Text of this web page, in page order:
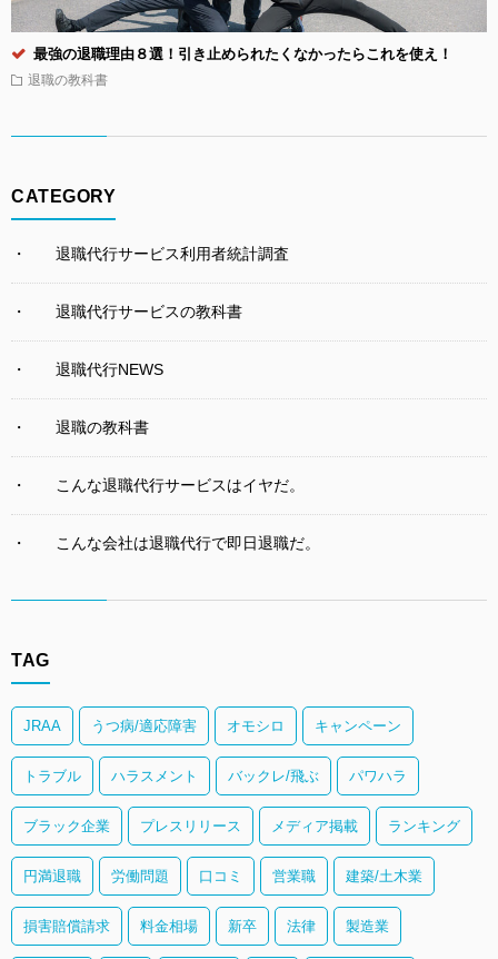
最強の退職理由８選！引き止められたくなかったらこれを使え！
退職の教科書
CATEGORY
退職代行サービス利用者統計調査
退職代行サービスの教科書
退職代行NEWS
退職の教科書
こんな退職代行サービスはイヤだ。
こんな会社は退職代行で即日退職だ。
TAG
JRAA うつ病/適応障害 オモシロ キャンペーン
トラブル ハラスメント バックレ/飛ぶ パワハラ
ブラック企業 プレスリリース メディア掲載 ランキング
円満退職 労働問題 口コミ 営業職 建築/土木業
損害賠償請求 料金相場 新卒 法律 製造業